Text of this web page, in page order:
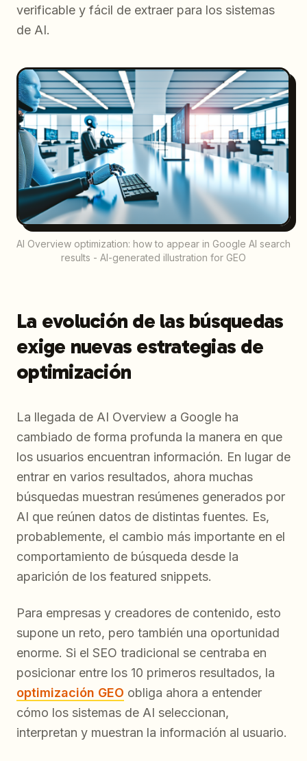
verificable y fácil de extraer para los sistemas
de AI.
AI Overview optimization: how to appear in Google AI search
results - AI-generated illustration for GEO
La evolución de las búsquedas
exige nuevas estrategias de
optimización
La llegada de AI Overview a Google ha
cambiado de forma profunda la manera en que
los usuarios encuentran información. En lugar de
entrar en varios resultados, ahora muchas
búsquedas muestran resúmenes generados por
AI que reúnen datos de distintas fuentes. Es,
probablemente, el cambio más importante en el
comportamiento de búsqueda desde la
aparición de los featured snippets.
Para empresas y creadores de contenido, esto
supone un reto, pero también una oportunidad
enorme. Si el SEO tradicional se centraba en
posicionar entre los 10 primeros resultados, la
optimización GEO obliga ahora a entender
cómo los sistemas de AI seleccionan,
interpretan y muestran la información al usuario.